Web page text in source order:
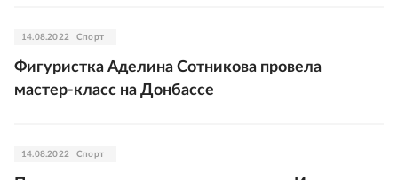
14.08.2022 Спорт
Фигуристка Аделина Сотникова провела
мастер-класс на Донбассе
14.08.2022 Спорт